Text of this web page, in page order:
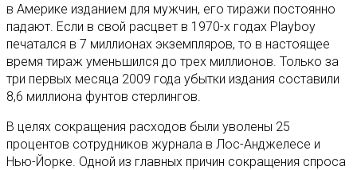
в Америке изданием для мужчин, его тиражи постоянно
падают. Если в свой расцвет в 1970-х годах Playboy
печатался в 7 миллионах экземпляров, то в настоящее
время тираж уменьшился до трех миллионов. Только за
три первых месяца 2009 года убытки издания составили
8,6 миллиона фунтов стерлингов.
В целях сокращения расходов были уволены 25
процентов сотрудников журнала в Лос-Анджелесе и
Нью-Йорке. Одной из главных причин сокращения спроса